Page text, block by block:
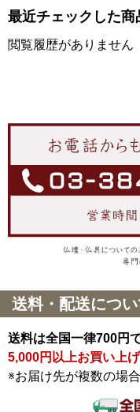
最近チェックした商
閲覧履歴がありません
送料・配送につ
送料は全国一律700円
5,000円以上お買い上
※お届け先が複数の場